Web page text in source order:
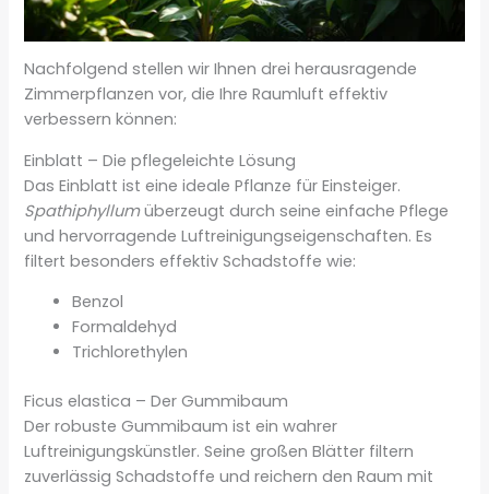
Nachfolgend stellen wir Ihnen drei herausragende
Zimmerpflanzen vor, die Ihre Raumluft effektiv
verbessern können:
Einblatt – Die pflegeleichte Lösung
Das Einblatt ist eine ideale Pflanze für Einsteiger.
Spathiphyllumüberzeugt durch seine einfache Pflege
und hervorragende Luftreinigungseigenschaften. Es
filtert besonders effektiv Schadstoffe wie:
Benzol
Formaldehyd
Trichlorethylen
Ficus elastica – Der Gummibaum
Der robuste Gummibaum ist ein wahrer
Luftreinigungskünstler. Seine großen Blätter filtern
zuverlässig Schadstoffe und reichern den Raum mit